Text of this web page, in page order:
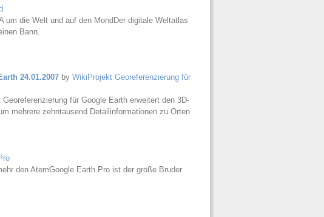
um die Welt und auf den MondDer digitale Weltatlas
Bann.
24.01.2007by WikiProjekt Georeferenzierung für
für Google Earth erweitert den 3D-
mehrere zehntausend Detailinformationen zu Orten
den AtemGoogle Earth Pro ist der große Bruder